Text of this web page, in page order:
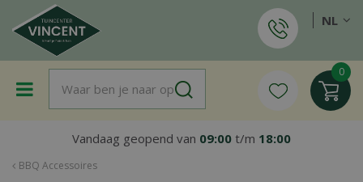
a
BBQ Accessoires
Vandaag geopend van 09:00 t/m 18:00
NL